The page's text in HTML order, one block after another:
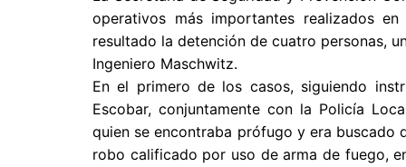
operativos más importantes realizados
resultado la detención de cuatro personas,
Ingeniero Maschwitz.
En el primero de los casos, siguiendo
Escobar, conjuntamente con la Policía
quien se encontraba prófugo y era buscado
robo calificado por uso de arma de fuego,